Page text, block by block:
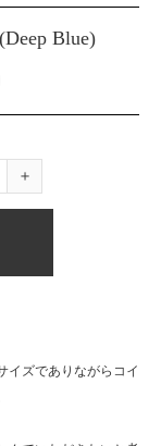
Blue)
＋
イズでありながらコイ